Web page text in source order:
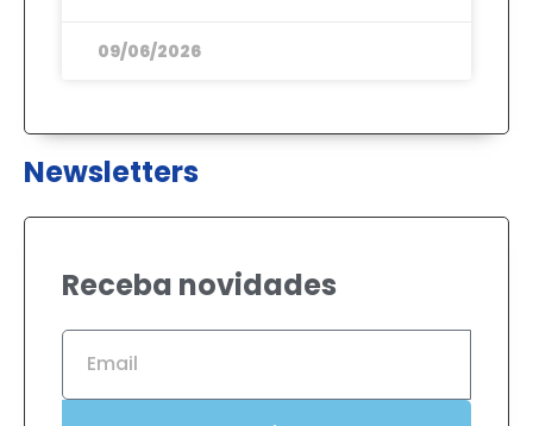
09/06/2026
Newsletters
Receba novidades